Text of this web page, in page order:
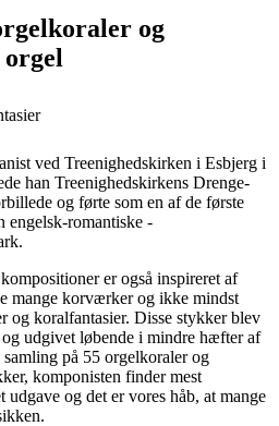
og
ved Treenighedskirken i Esbjerg i
han Treenighedskirkens Drenge-
og førte som en af de første
engelsk-romantiske -
er også inspireret af
mange korværker og ikke mindst
og koralfantasier. Disse stykker blev
udgivet løbende i mindre hæfter af
på 55 orgelkoraler og
komponisten finder mest
og det er vores håb, at mange